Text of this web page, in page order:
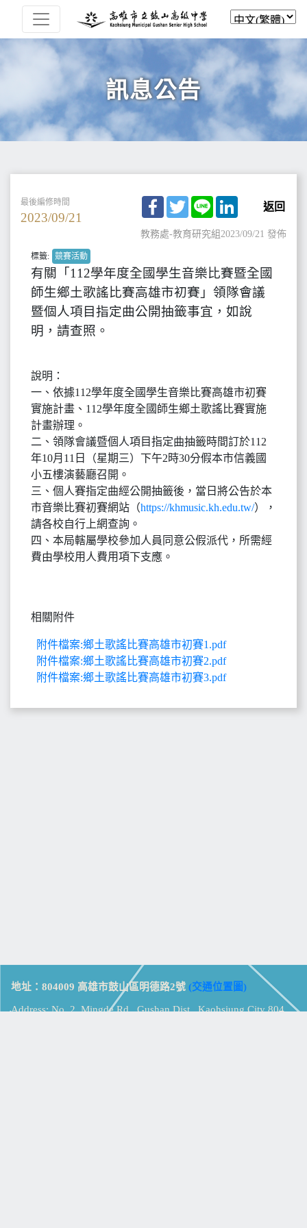
訊息公告
最後編修時間
2023/09/21
Facebook
TwitterLine LinkedIn
返回
教務處-教育研究組2023/09/21 發佈
標籤: 競賽活動
有關「112學年度全國學生音樂比賽暨全國
師生鄉土歌謠比賽高雄市初賽」領隊會議
暨個人項目指定曲公開抽籤事宜，如說
明，請查照。
說明：
一、依據112學年度全國學生音樂比賽高雄市初賽
實施計畫、112學年度全國師生鄉土歌謠比賽實施
計畫辦理。
二、領隊會議暨個人項目指定曲抽籤時間訂於112
年10月11日（星期三）下午2時30分假本市信義國
小五樓演藝廳召開。
三、個人賽指定曲經公開抽籤後，當日將公告於本
市音樂比賽初賽網站（https://khmusic.kh.edu.tw/），
請各校自行上網查詢。
四、本局轄屬學校參加人員同意公假派代，所需經
費由學校用人費用項下支應。
相關附件
附件檔案:鄉土歌謠比賽高雄市初賽1.pdf
附件檔案:鄉土歌謠比賽高雄市初賽2.pdf
附件檔案:鄉土歌謠比賽高雄市初賽3.pdf
地址：804009 高雄市鼓山區明德路2號 (交通位置圖)
Address: No. 2, Mingde Rd., Gushan Dist., Kaohsiung City 804,